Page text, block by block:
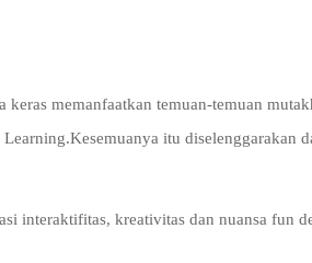
memanfaatkan temuan-temuan
itu diselenggarakan
interaktifitas, kreativitas dan nuansa fun